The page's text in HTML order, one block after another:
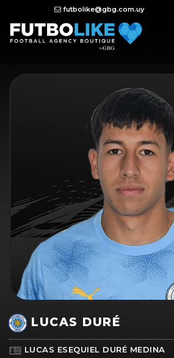
futbolike@gbg.com.uy
LUCAS DURÉ
LUCAS ESEQUIEL DURÉ MEDINA